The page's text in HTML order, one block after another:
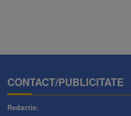
CONTACT/PUBLICITATE
Redactie: